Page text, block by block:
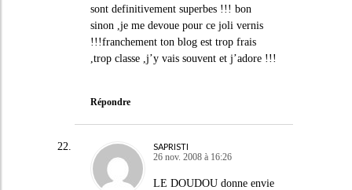
sont definitivement superbes !!! bon
sinon ,je me devoue pour ce joli vernis
!!!franchement ton blog est trop frais
,trop classe ,j’y vais souvent et j’adore !!!
Répondre
SAPRISTI
26 nov. 2008 à 16:26
LE DOUDOU donne envie